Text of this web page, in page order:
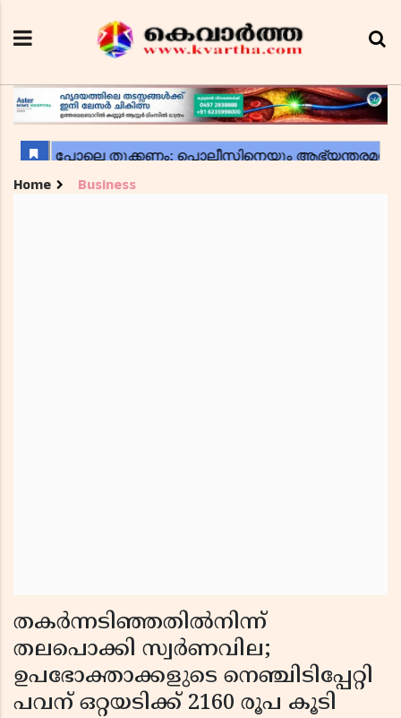
Home Business
തകര്‍ന്നടിഞ്ഞതില്‍നിന്ന്
തലപൊക്കി സ്വര്‍ണവില;
ഉപഭോക്താക്കളുടെ നെഞ്ചിടിപ്പേറ്റി
പവന് ഒറ്റയടിക്ക് 2160 രൂപ കൂടി